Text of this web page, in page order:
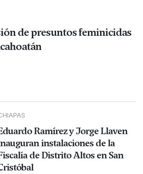
de presuntos feminicidas
Ramírez y Jorge Llaven
instalaciones de la
de Distrito Altos en San